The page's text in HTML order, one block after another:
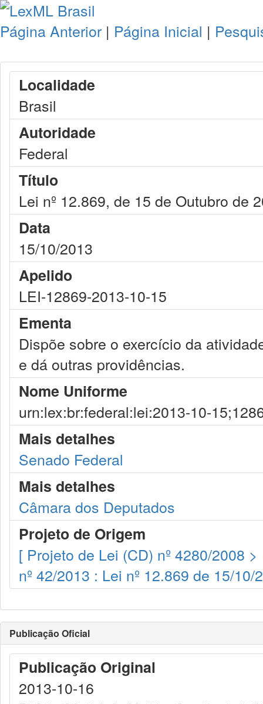
Página Anterior | Página Inicial |
Localidade
Brasil
Autoridade
Federal
Título
Lei nº 12.869, de 15 de Outubro de
Data
15/10/2013
Apelido
LEI-12869-2013-10-15
Ementa
Dispõe sobre o exercício da
e dá outras providências.
Nome Uniforme
urn:lex:br:federal:lei:2013-10-
Mais detalhes
Senado Federal
Mais detalhes
Câmara dos Deputados
Projeto de Origem
[ Projeto de Lei (CD) nº 4280/2008
nº 42/2013 : Lei nº 12.869 de 15/10/
Publicação Oficial
Publicação Original
2013-10-16